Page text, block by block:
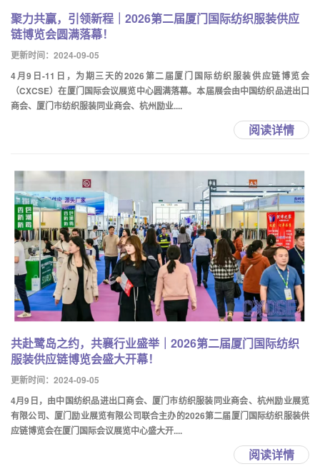
聚力共赢，引领新程｜2026第二届厦门国际纺织服装供应
链博览会圆满落幕！
更新时间：2024-09-05
4月9日-11日，为期三天的2026第二届厦门国际纺织服装供应链博览会
（CXCSE）在厦门国际会议展览中心圆满落幕。本届展会由中国纺织品进出口
商会、厦门市纺织服装同业商会、杭州励业....
阅读详情
共赴鹭岛之约，共襄行业盛举｜2026第二届厦门国际纺织
服装供应链博览会盛大开幕！
更新时间：2024-09-05
4月9日，由中国纺织品进出口商会、厦门市纺织服装同业商会、杭州励业展览
有限公司、厦门励业展览有限公司联合主办的2026第二届厦门国际纺织服装供
应链博览会在厦门国际会议展览中心盛大开....
阅读详情